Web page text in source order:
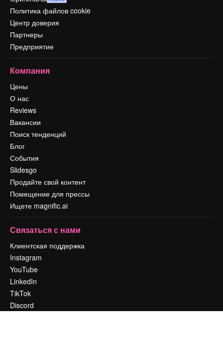
Политика файлов cookie
Центр доверия
Партнеры
Предприятие
Компания
Цены
О нас
Reviews
Вакансии
Поиск тенденций
Блог
События
Slidesgo
Продайте свой контент
Помещение для прессы
Ищете magnific.ai
Связаться с нами
Клиентская поддержка
Instagram
YouTube
LinkedIn
TikTok
Discord